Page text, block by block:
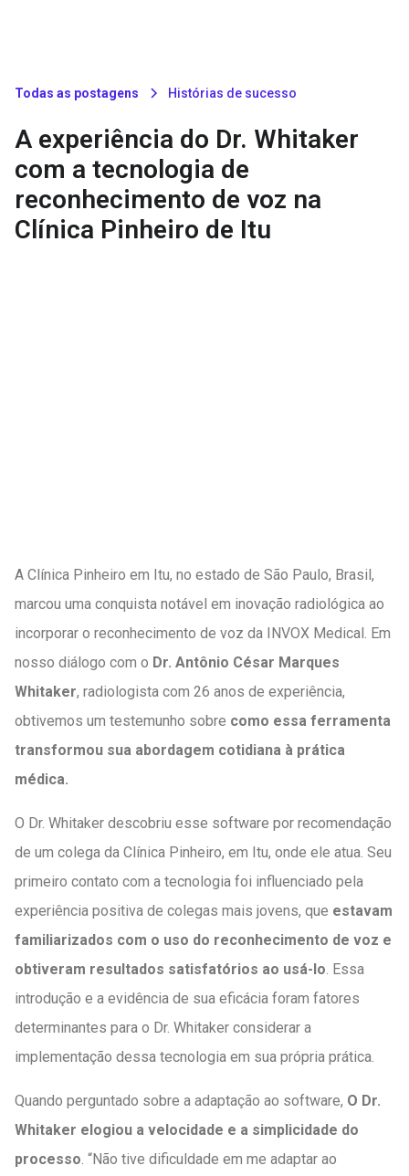
Todas as postagens Histórias de sucesso
A experiência do Dr. Whitaker
com a tecnologia de
reconhecimento de voz na
Clínica Pinheiro de Itu
A Clínica Pinheiro em Itu, no estado de São Paulo, Brasil,
marcou uma conquista notável em inovação radiológica ao
incorporar o reconhecimento de voz da INVOX Medical. Em
nosso diálogo com o Dr. Antônio César Marques
Whitaker, radiologista com 26 anos de experiência,
obtivemos um testemunho sobre como essa ferramenta
transformou sua abordagem cotidiana à prática
médica.
O Dr. Whitaker descobriu esse software por recomendação
de um colega da Clínica Pinheiro, em Itu, onde ele atua. Seu
primeiro contato com a tecnologia foi influenciado pela
experiência positiva de colegas mais jovens, que estavam
familiarizados com o uso do reconhecimento de voz e
obtiveram resultados satisfatórios ao usá-lo. Essa
introdução e a evidência de sua eficácia foram fatores
determinantes para o Dr. Whitaker considerar a
implementação dessa tecnologia em sua própria prática.
Quando perguntado sobre a adaptação ao software, O Dr.
Whitaker elogiou a velocidade e a simplicidade do
processo. “Não tive dificuldade em me adaptar ao